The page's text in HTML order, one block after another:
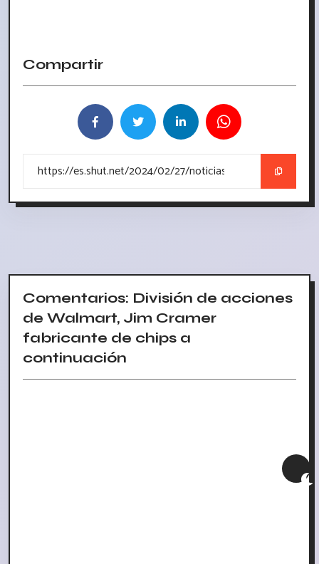
Compartir
Comentarios: División de acciones
de Walmart, Jim Cramer
fabricante de chips a
continuación